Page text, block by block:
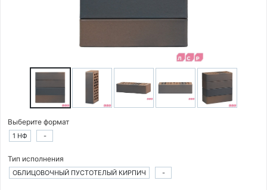
Выберите формат
1 НФ -
Тип исполнения
ОБЛИЦОВОЧНЫЙ ПУСТОТЕЛЫЙ КИРПИЧ -